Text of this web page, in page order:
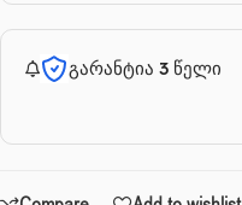
გარანტია 3 წელი